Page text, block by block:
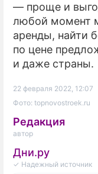
— проще и
любой момент
аренды, найти
по цене
и даже страны.
22 февраля 2022, 12:07
Фото: topnovostroek.ru
Редакция
автор
Дни.ру
✓ Надежный источник